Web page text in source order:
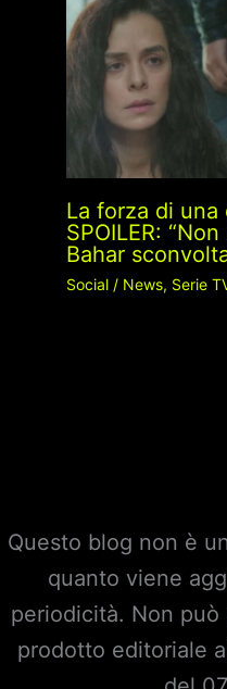
La forza di
SPOILER:
Bahar
Social/ News, Serie
Questo blog non è
quanto viene
periodicità. Non
prodotto editoriale